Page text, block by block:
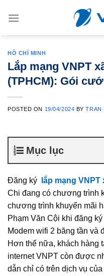
HỒ CHÍ MINH
Lắp mạng VNPT
(TPHCM): Gói
POSTED ON 19/04/2024 BYTRAN
Mục lục
Đăng ký lắp mạng
Chi đang có chương trình
chương trình khuyến mãi
Phạm Văn Cội khi đăng
Modem wifi 2 băng tần và
Hơn thế nữa, khách hàng
internet VNPT còn được
dẫn chỉ có trên dịch vụ